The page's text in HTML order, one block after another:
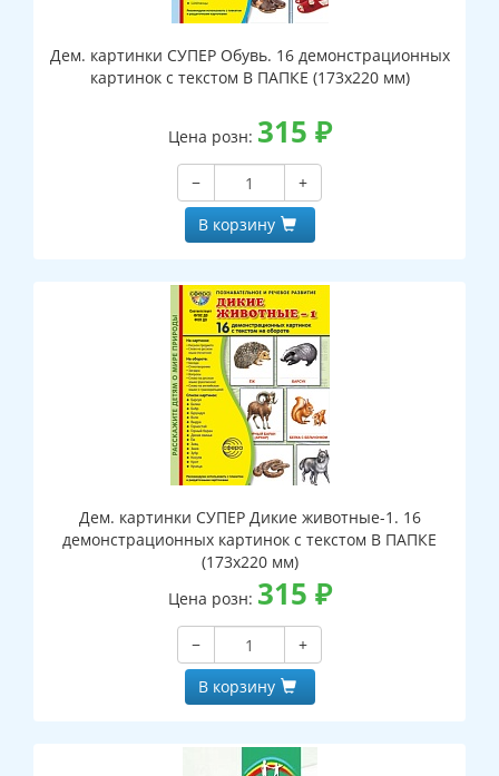
Дем. картинки СУПЕР Обувь. 16 демонстрационных
картинок с текстом В ПАПКЕ (173х220 мм)
Цена розн: 315 ₽
−
+
В корзину
Дем. картинки СУПЕР Дикие животные-1. 16
демонстрационных картинок с текстом В ПАПКЕ
(173х220 мм)
Цена розн: 315 ₽
−
+
В корзину